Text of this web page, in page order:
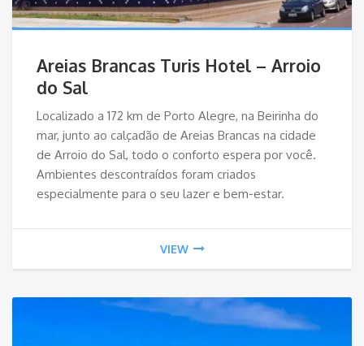
Areias Brancas Turis Hotel – Arroio
do Sal
Localizado a 172 km de Porto Alegre, na Beirinha do
mar, junto ao calçadão de Areias Brancas na cidade
de Arroio do Sal, todo o conforto espera por você.
Ambientes descontraídos foram criados
especialmente para o seu lazer e bem-estar.
VIEW